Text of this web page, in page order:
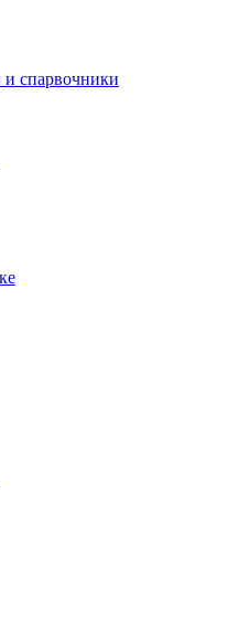
спарвочники